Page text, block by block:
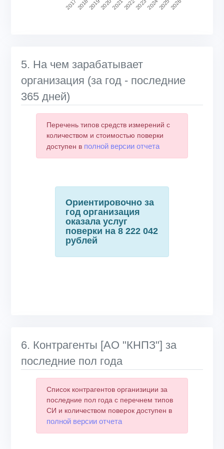
2017201820192020202120222023202420252026
5. На чем зарабатывает
организация (за год - последние
365 дней)
Перечень типов средств измерений с
количеством и стоимостью поверки
доступен в полной версии отчета
Ориентировочно за
год организация
оказала услуг
поверки на 8 222 042
рублей
6. Контрагенты [АО "КНПЗ"] за
последние пол года
Список контрагентов организиции за
последние пол года с перечнем типов
СИ и количеством поверок доступен в
полной версии отчета